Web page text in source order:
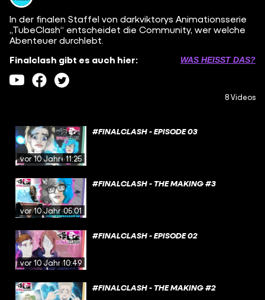
In der finalen Staffel von darkviktorys Animationsserie
„TubeClash“ entscheidet die Community, wer welche
Abenteuer durchlebt.
Finalclash gibt es auch hier:
WAS HEISST DAS?
8 Videos
vor 10 Jahren11:25
#FINALCLASH - EPISODE 03
vor 10 Jahren05:01
#FINALCLASH - THE MAKING #3
vor 10 Jahren10:49
#FINALCLASH - EPISODE 02
#FINALCLASH - THE MAKING #2